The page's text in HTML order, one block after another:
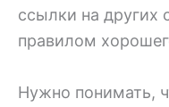
ссылки на других
правилом
Нужно понимать,